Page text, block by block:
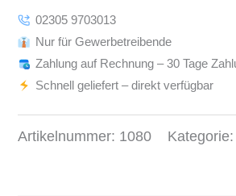
02305 9703013
Nur für Gewerbetreibende
Zahlung auf Rechnung – 30 Tage
Schnell geliefert – direkt verfügbar
Artikelnummer: 1080 Kategorie: